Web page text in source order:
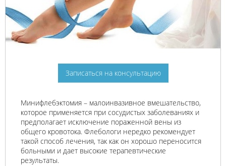
Записаться на консультацию
Минифлебэктомия – малоинвазивное вмешательство,
которое применяется при сосудистых заболеваниях и
предполагает исключение пораженной вены из
общего кровотока. Флебологи нередко рекомендует
такой способ лечения, так как он хорошо переносится
больными и дает высокие терапевтические
результаты.